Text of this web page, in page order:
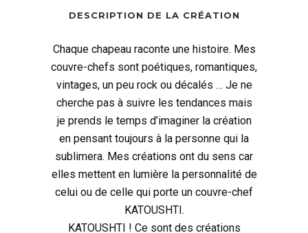
DESCRIPTION DE LA CRÉATION
Chaque chapeau raconte une histoire. Mes
couvre-chefs sont poétiques, romantiques,
vintages, un peu rock ou décalés … Je ne
cherche pas à suivre les tendances mais
je prends le temps d’imaginer la création
en pensant toujours à la personne qui la
sublimera. Mes créations ont du sens car
elles mettent en lumière la personnalité de
celui ou de celle qui porte un couvre-chef
KATOUSHTI.
KATOUSHTI ! Ce sont des créations